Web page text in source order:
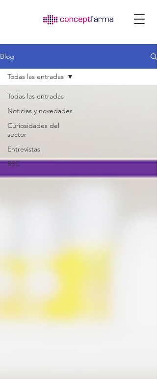
Blog
Todas las entradas
Noticias y novedades
Curiosidades del
sector
Entrevistas
RSC
Todas las entradas